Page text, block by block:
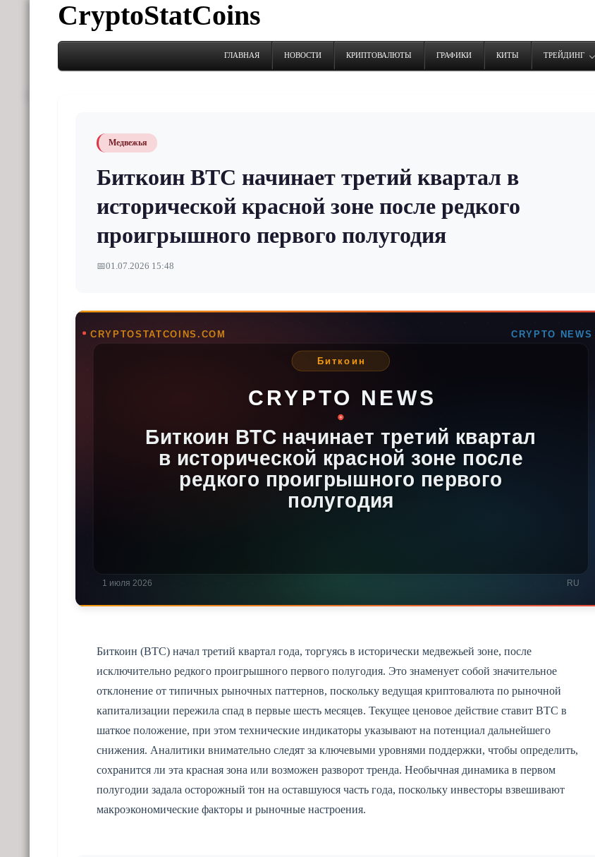
CryptoStatCoins
ГЛАВНАЯ НОВОСТИ КРИПТОВАЛЮТЫ ГРАФИКИ КИТЫ ТРЕЙДИНГ
Медвежья
Биткоин BTC начинает третий квартал в
исторической красной зоне после редкого
проигрышного первого полугодия
📅01.07.2026 15:48
Биткоин (BTC) начал третий квартал года, торгуясь в исторически медвежьей зоне, после
исключительно редкого проигрышного первого полугодия. Это знаменует собой значительное
отклонение от типичных рыночных паттернов, поскольку ведущая криптовалюта по рыночной
капитализации пережила спад в первые шесть месяцев. Текущее ценовое действие ставит BTC в
шаткое положение, при этом технические индикаторы указывают на потенциал дальнейшего
снижения. Аналитики внимательно следят за ключевыми уровнями поддержки, чтобы определить,
сохранится ли эта красная зона или возможен разворот тренда. Необычная динамика в первом
полугодии задала осторожный тон на оставшуюся часть года, поскольку инвесторы взвешивают
макроэкономические факторы и рыночные настроения.